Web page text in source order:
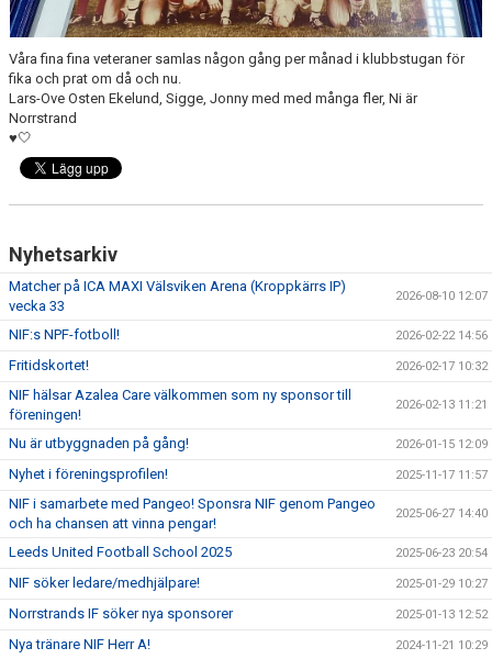
Våra fina fina veteraner samlas någon gång per månad i klubbstugan för
fika och prat om då och nu.
Lars-Ove Osten Ekelund, Sigge, Jonny med med många fler, Ni är
Norrstrand
♥️🤍
Nyhetsarkiv
Matcher på ICA MAXI Välsviken Arena (Kroppkärrs IP)
vecka 33
2026-08-10 12:07
NIF:s NPF-fotboll! 2026-02-22 14:56
Fritidskortet! 2026-02-17 10:32
NIF hälsar Azalea Care välkommen som ny sponsor till
föreningen!
2026-02-13 11:21
Nu är utbyggnaden på gång! 2026-01-15 12:09
Nyhet i föreningsprofilen! 2025-11-17 11:57
NIF i samarbete med Pangeo! Sponsra NIF genom Pangeo
och ha chansen att vinna pengar!
2025-06-27 14:40
Leeds United Football School 2025 2025-06-23 20:54
NIF söker ledare/medhjälpare! 2025-01-29 10:27
Norrstrands IF söker nya sponsorer 2025-01-13 12:52
Nya tränare NIF Herr A! 2024-11-21 10:29